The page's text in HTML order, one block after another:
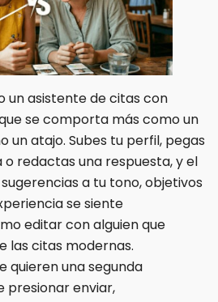
un asistente de citas con
se comporta más como un
un atajo. Subes tu perfil, pegas
redactas una respuesta, y el
a tu tono, objetivos
se siente
editar con alguien que
las citas modernas.
quieren una segunda
presionar enviar,